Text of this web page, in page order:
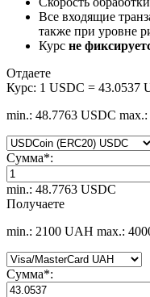
Все входящие
также при уровне
Курс не
Отдаете
Курс: 1 USDC = 43.0537
min.: 48.7763 USDC
Сумма*:
min.: 48.7763 USDC
Получаете
min.: 2100 UAH max.:
Сумма*: